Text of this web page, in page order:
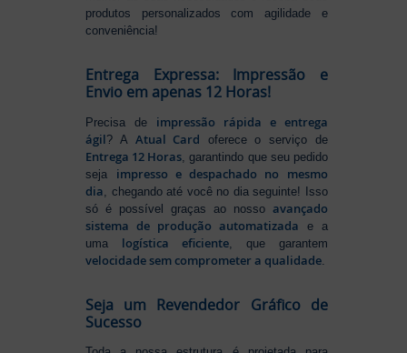
produtos personalizados com agilidade e
conveniência!
Entrega Expressa: Impressão e
Envio em apenas 12 Horas!
Precisa de impressão rápida e entrega
ágil? A Atual Card oferece o serviço de
Entrega 12 Horas , garantindo que seu pedido
seja impresso e despachado no mesmo
dia , chegando até você no dia seguinte! Isso
só é possível graças ao nosso avançado
sistema de produção automatizada e a
uma logística eficiente , que garantem
velocidade sem comprometer a qualidade
Seja um Revendedor Gráfico de
Sucesso